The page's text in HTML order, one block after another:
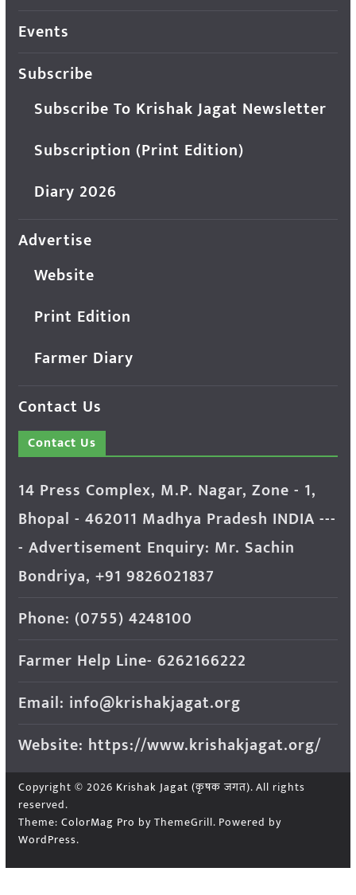
Events
Subscribe
Subscribe To Krishak Jagat Newsletter
Subscription (Print Edition)
Diary 2026
Advertise
Website
Print Edition
Farmer Diary
Contact Us
Contact Us
14 Press Complex, M.P. Nagar, Zone - 1,
Bhopal - 462011 Madhya Pradesh INDIA ---
- Advertisement Enquiry: Mr. Sachin
Bondriya, +91 9826021837
Phone: (0755) 4248100
Farmer Help Line- 6262166222
Email: info@krishakjagat.org
Website: https://www.krishakjagat.org/
Copyright © 2026 Krishak Jagat (कृषक जगत). All rights
reserved.
Theme: ColorMag Pro by ThemeGrill. Powered by
WordPress.